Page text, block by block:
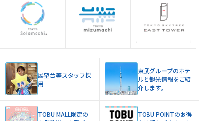
展望台等スタッフ採
用
東武グループのホテ
ルと観光情報をご紹
介します。
TOBU MALL限定の
TOBU POINTのお得